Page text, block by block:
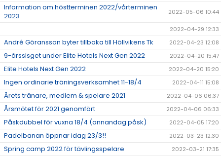
Information om höstterminen 2022/vårterminen
2023
2022-05-06 10:44
2022-04-29 12:33
André Göransson byter tillbaka till Höllvikens Tk 2022-04-23 12:08
9-årsslsget under Elite Hotels Next Gen 2022 2022-04-20 15:47
Elite Hotels Next Gen 2022 2022-04-20 15:20
Ingen ordinarie träningsverksamhet 11-18/4 2022-04-11 15:08
Årets tränare, medlem & spelare 2021 2022-04-06 06:37
Årsmötet för 2021 genomfört 2022-04-06 06:33
Påskdubbel för vuxna 18/4 (annandag påsk) 2022-04-05 17:20
Padelbanan öppnar idag 23/3!! 2022-03-23 12:30
Spring camp 2022 för tävlingsspelare 2022-03-21 17:35